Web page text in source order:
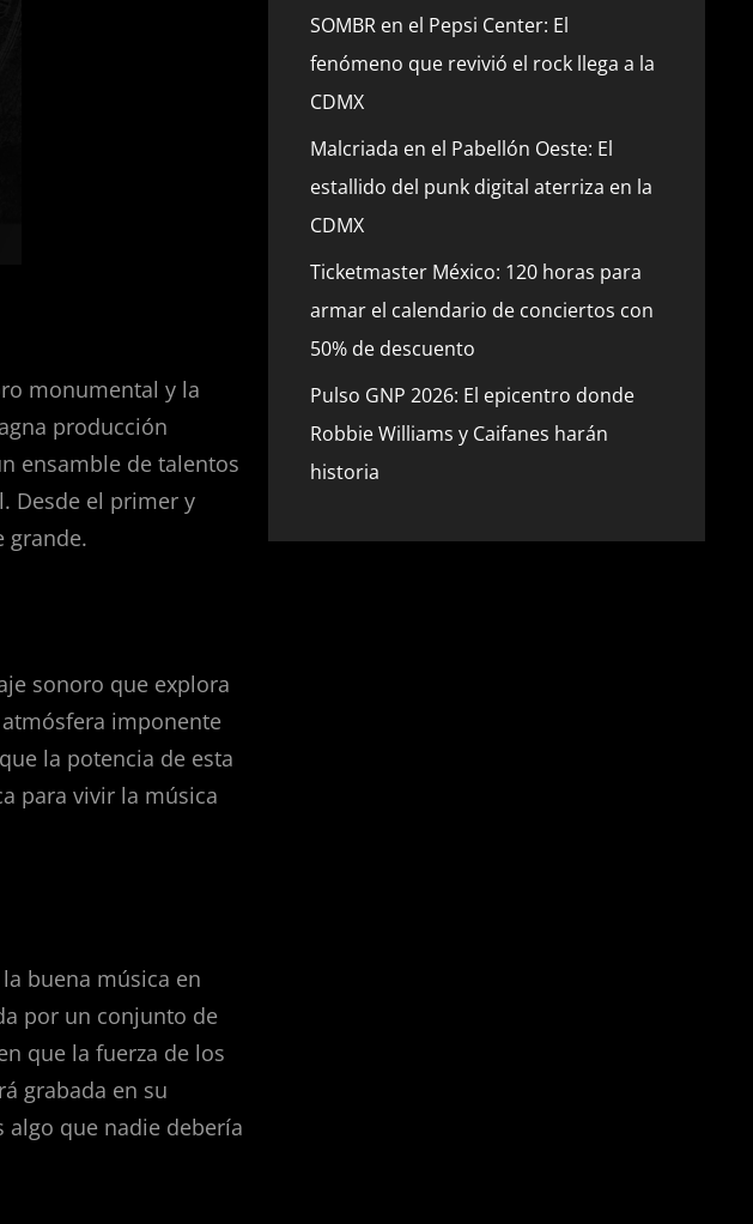
monumental y la
producción
ensamble de talentos
Desde el primer y
grande.
sonoro que explora
imponente
la potencia de esta
para vivir la música
buena música en
por un conjunto de
que la fuerza de los
grabada en su
algo que nadie debería
SOMBR en el Pepsi Center: El
fenómeno que revivió el rock llega a la
CDMX
Malcriada en el Pabellón Oeste: El
estallido del punk digital aterriza en la
CDMX
Ticketmaster México: 120 horas para
armar el calendario de conciertos con
50% de descuento
Pulso GNP 2026: El epicentro donde
Robbie Williams y Caifanes harán
historia